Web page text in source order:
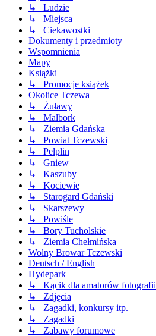
↳ Ludzie
↳ Miejsca
↳ Ciekawostki
Dokumenty i przedmioty
Wspomnienia
Mapy
Książki
↳ Promocje książek
Okolice Tczewa
↳ Żuławy
↳ Malbork
↳ Ziemia Gdańska
↳ Powiat Tczewski
↳ Pelplin
↳ Gniew
↳ Kaszuby
↳ Kociewie
↳ Starogard Gdański
↳ Skarszewy
↳ Powiśle
↳ Bory Tucholskie
↳ Ziemia Chełmińska
Wolny Browar Tczewski
Deutsch / English
Hydepark
↳ Kącik dla amatorów fotografii
↳ Zdjęcia
↳ Zagadki, konkursy itp.
↳ Zagadki
↳ Zabawy forumowe